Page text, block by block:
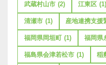
武蔵村山市 (2) 江東区 (1)
清瀬市 (1) 産地連携支援
福岡県岡垣町 (1) 福岡県
福島県会津若松市 (1) 稲